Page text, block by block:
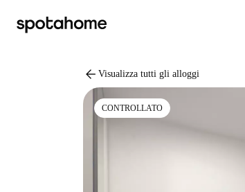
arrow_back Visualizza tutti gli alloggi
CONTROLLATO